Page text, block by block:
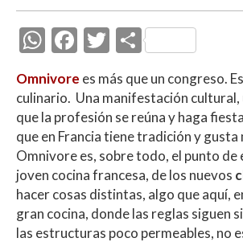
W
h
at
s
A
p
p
F
e
b
o
o
k
T
w
itt
er
C
m
p
ar
ti
r
Omnivore es más que un congreso.
culinario. Una manifestación cultural,
que la profesión se reúna y haga
que en Francia tiene tradición y gusta
Omnivore es, sobre todo, el punto de
joven cocina francesa, de los nuevos
hacer cosas distintas, algo que aquí,
gran cocina, donde las reglas siguen
las estructuras poco permeables, no